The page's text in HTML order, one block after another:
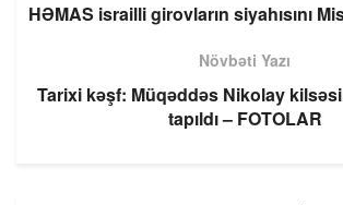
HƏMAS israilli girovların siyahısını
Növbəti Yazı
Tarixi kəşf: Müqəddəs Nikolay
tapıldı – FOTOLAR